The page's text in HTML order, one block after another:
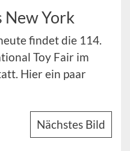
New York
findet die 114.
Toy Fair im
Hier ein paar
Nächstes Bild